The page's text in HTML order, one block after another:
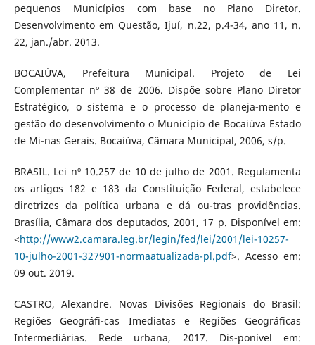
pequenos Municípios com base no Plano Diretor.
Desenvolvimento em Questão, Ijuí, n.22, p.4-34, ano 11, n.
22, jan./abr. 2013.
BOCAIÚVA, Prefeitura Municipal. Projeto de Lei
Complementar nº 38 de 2006. Dispõe sobre Plano Diretor
Estratégico, o sistema e o processo de planeja-mento e
gestão do desenvolvimento o Município de Bocaiúva Estado
de Mi-nas Gerais. Bocaiúva, Câmara Municipal, 2006, s/p.
BRASIL. Lei nº 10.257 de 10 de julho de 2001. Regulamenta
os artigos 182 e 183 da Constituição Federal, estabelece
diretrizes da política urbana e dá ou-tras providências.
Brasília, Câmara dos deputados, 2001, 17 p. Disponível em:
<http://www2.camara.leg.br/legin/fed/lei/2001/lei-10257-
10-julho-2001-327901-normaatualizada-pl.pdf>. Acesso em:
09 out. 2019.
CASTRO, Alexandre. Novas Divisões Regionais do Brasil:
Regiões Geográfi-cas Imediatas e Regiões Geográficas
Intermediárias. Rede urbana, 2017. Dis-ponível em: